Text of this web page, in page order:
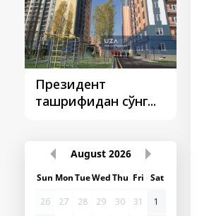
Президент
ташрифидан сўнг...
August 2026
Sun MonTueWedThu Fri Sat
26
27 28 29 30 31
1